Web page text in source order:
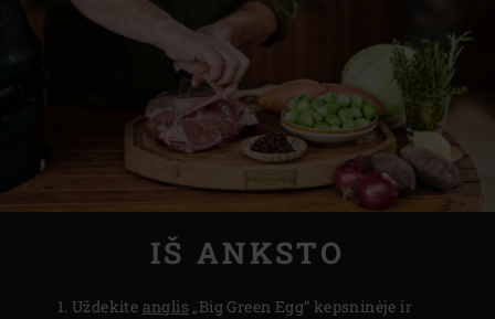
IŠ ANKSTO
Uždekite anglis „Big Green Egg“ kepsninėje ir